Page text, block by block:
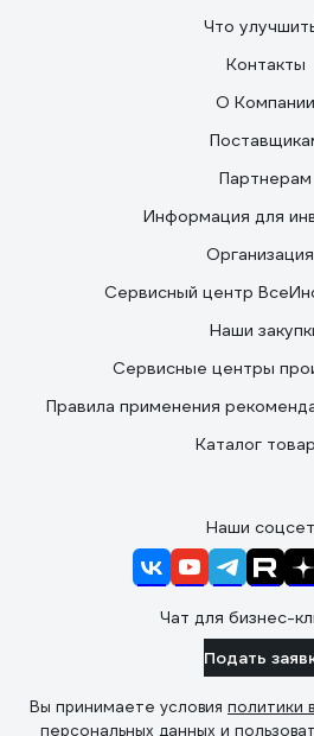
Что
Контакты
О Компании
Партнерам
Информация для
Сервисный центр
Наши
Сервисные центры
Правила применения
Каталог
Наши
Чат для бизнес-
Подать
Вы принимаете условия политики
персональных данных и